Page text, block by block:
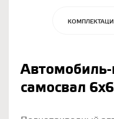
самосвал